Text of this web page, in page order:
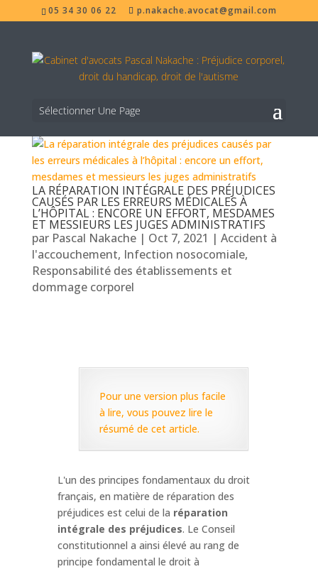
05 34 30 06 22 p.nakache.avocat@gmail.com
Sélectionner Une Page
LA RÉPARATION INTÉGRALE DES PRÉJUDICES
CAUSÉS PAR LES ERREURS MÉDICALES À
L’HÔPITAL : ENCORE UN EFFORT, MESDAMES
ET MESSIEURS LES JUGES ADMINISTRATIFS
par Pascal Nakache| Oct 7, 2021 | Accident à
l'accouchement, Infection nosocomiale,
Responsabilité des établissements et
dommage corporel
Pour une version plus facile
à lire, vous pouvez lire le
résumé de cet article.
L'un des principes fondamentaux du droit
français, en matière de réparation des
préjudices est celui de la réparation
intégrale des préjudices. Le Conseil
constitutionnel a ainsi élevé au rang de
principe fondamental le droit à